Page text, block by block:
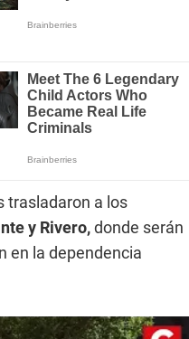
trasladaron a los
y Rivero,donde serán
en la dependencia